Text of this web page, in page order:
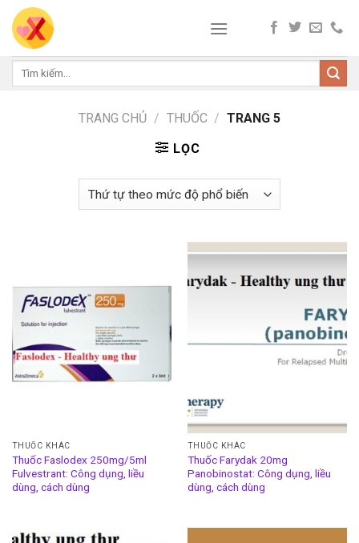
Skip
content
Tìm
TRANG CHỦ / THUỐC / TRANG 5
LỌC
THUỐC KHÁC
Thuốc Faslodex 250mg/5ml
Fulvestrant: Công dụng, liều
dùng, cách dùng
THUỐC KHÁC
Thuốc Farydak 20mg
Panobinostat: Công dụng, liều
dùng, cách dùng